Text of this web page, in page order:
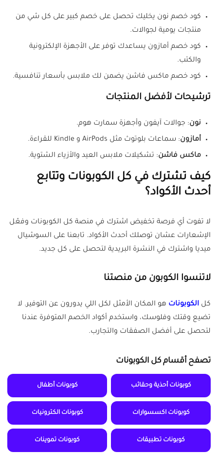
كود خصم نون يخليك تحصل على خصم كبير على كل شي من
منتجات يومية لجوالات.
كود خصم أمازون يساعدك توفر على الأجهزة الإلكترونية
والكتب.
كود خصم ماكس فاشن يضمن لك ملابس بأسعار تنافسية.
ترشيحات لأفضل المنتجات
نون: جوالات آيفون وأجهزة سمارت هوم.
أمازون: سماعات بلوتوث مثل AirPods و Kindle للقراءة.
ماكس فاشن: تشكيلات ملابس العيد والأزياء الشتوية.
كيف تشترك في كل الكوبونات وتتابع
أحدث الأكواد؟
لا تفوت أي فرصة تخفيض اشترك في منصة كل الكوبونات وفعّل
الإشعارات عشان توصلك أحدث الأكواد. تابعنا على السوشيال
ميديا واشترك في النشرة البريدية لتحصل على كل جديد.
لاتنسوا الكوبون من منصتنا
كل الكوبونات هو المكان الأمثل لكل اللي يدورون عن التوفير. لا
تضيع وقتك وفلوسك، واستخدم أكواد الخصم المتوفرة عندنا
لتحصل على أفضل الصفقات والتجارب.
تصفح أقسام كل الكوبونات
كوبونات أحذية وحقائب كوبونات أطفال
كوبونات اكسسوارات كوبونات الكترونيات
كوبونات تطبيقات كوبونات تموينات